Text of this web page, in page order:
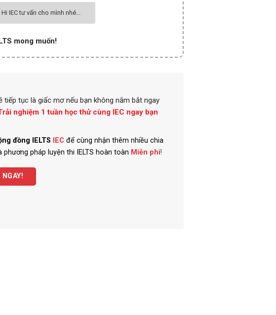
Hi IEC tư vấn cho mình nhé...
mong muốn!
tiếp tục là giấc mơ nếu bạn không nắm bắt ngay
nghiệm 1 tuần học thử cùng IEC ngay bạn
đồng IELTS IEC để cùng nhận thêm nhiều chia
phương pháp luyện thi IELTS hoàn toàn Miễn phí!